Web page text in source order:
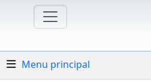
Menu principal